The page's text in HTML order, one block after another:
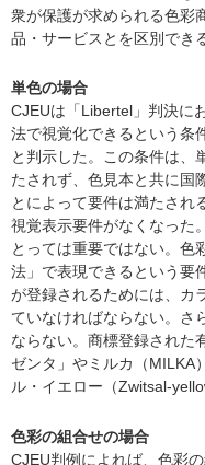
衆が保護が求められる色彩
品・サービスとを区別でき
単色の場合
CJEUは「Libertel」判決に
法で視覚化できるという条
と判示した。この条件は、
たされず、色見本と共に国
とによって要件は満たされ
視覚表示要件がなくなった
とっては重要ではない。色
法」で表現できるという要
が登録されるためには、カ
ていなければならない。さ
ならない。商標登録された
ゼンタ」やミルカ（MILKA
ル・イエロー（Zwitsal-
色彩の組合せの場合
CJEU判例によれば、色彩